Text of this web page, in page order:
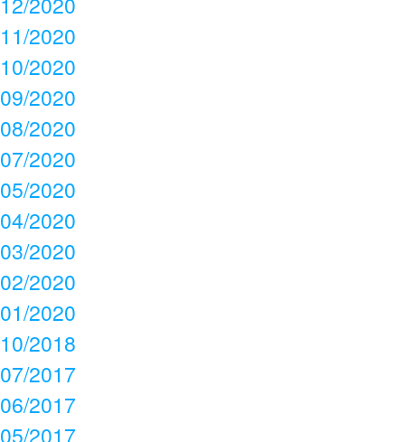
11/2020
10/2020
09/2020
08/2020
07/2020
05/2020
04/2020
03/2020
02/2020
01/2020
10/2018
07/2017
06/2017
05/2017